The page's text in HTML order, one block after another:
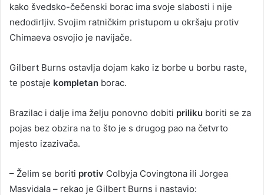
kako švedsko-čečenski borac ima svoje slabosti i nije
nedodirljiv. Svojim ratničkim pristupom u okršaju protiv
Chimaeva osvojio je navijače.
Gilbert Burns ostavlja dojam kako iz borbe u borbu raste,
te postaje kompletan borac.
Brazilac i dalje ima želju ponovno dobiti priliku boriti se za
pojas bez obzira na to što je s drugog pao na četvrto
mjesto izazivača.
– Želim se boriti protiv Colbyja Covingtona ili Jorgea
Masvidala – rekao je Gilbert Burns i nastavio: